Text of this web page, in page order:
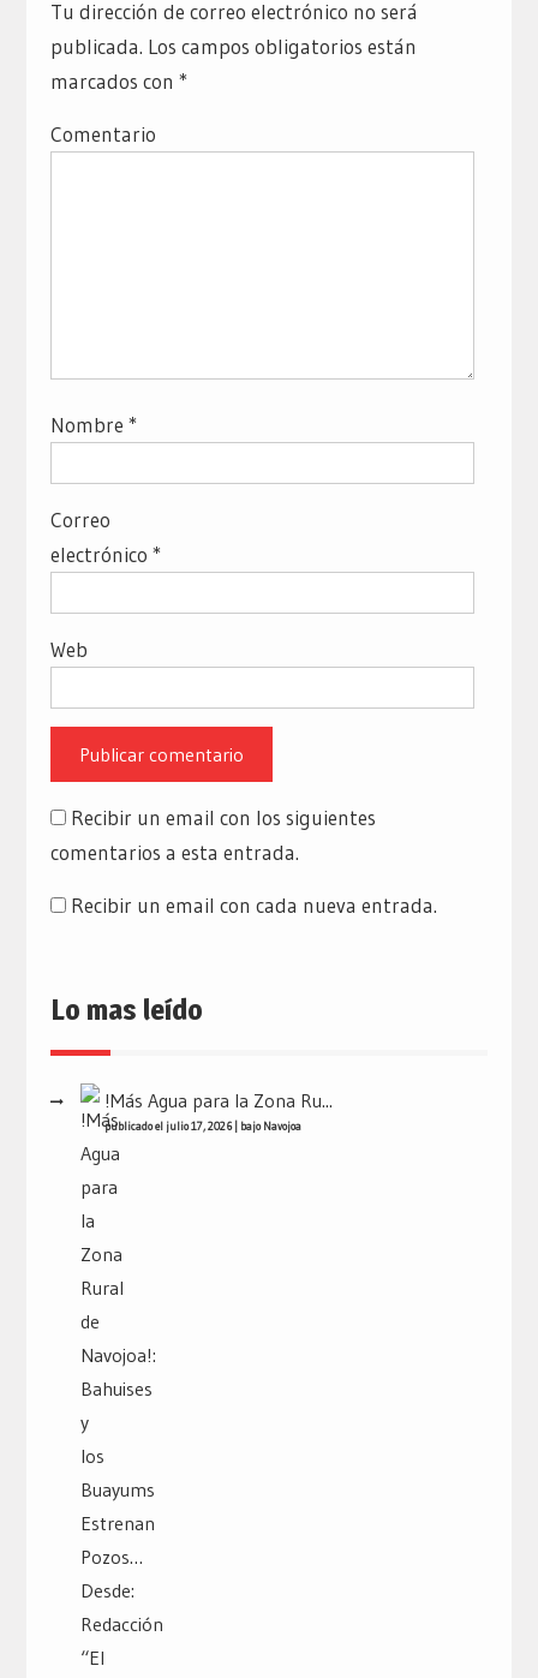
Tu dirección de correo electrónico no será
publicada. Los campos obligatorios están
marcados con *
Comentario
Nombre *
Correo
electrónico *
Web
Recibir un email con los siguientes
comentarios a esta entrada.
Recibir un email con cada nueva entrada.
Lo mas leído
!Más Agua para la Zona Ru...
publicado el julio 17, 2026| bajoNavojoa